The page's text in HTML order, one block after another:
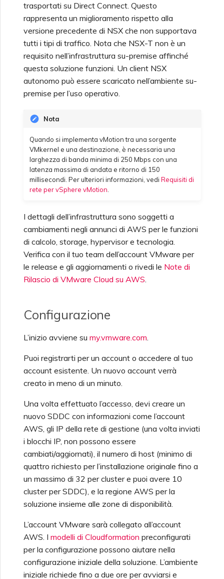
Gestione degli Utenti
trasportati su Direct Connect. Questo
rappresenta un miglioramento rispetto alla
versione precedente di NSX che non supportava
tutti i tipi di traffico. Nota che NSX-T non è un
requisito nell’infrastruttura su-premise affinché
questa soluzione funzioni. Un client NSX
autonomo può essere scaricato nell’ambiente su-
premise per l’uso operativo.
Nota
Quando si implementa vMotion tra una sorgente
VMkernel e una destinazione, è necessaria una
larghezza di banda minima di 250 Mbps con una
latenza massima di andata e ritorno di 150
millisecondi. Per ulteriori informazioni, vedi Requisiti di
rete per vSphere vMotion
I dettagli dell’infrastruttura sono soggetti a
cambiamenti negli annunci di AWS per le funzioni
di calcolo, storage, hypervisor e tecnologia.
Verifica con il tuo team dell’account VMware per
le release e gli aggiornamenti o rivedi le Note di
Rilascio di VMware Cloud su AWS.
Configurazione
L’inizio avviene su my.vmware.com.
Puoi registrarti per un account o accedere al tuo
account esistente. Un nuovo account verrà
creato in meno di un minuto.
Una volta effettuato l’accesso, devi creare un
nuovo SDDC con informazioni come l’account
AWS, gli IP della rete di gestione (una volta inviati
i blocchi IP, non possono essere
cambiati/aggiornati), il numero di host (minimo di
quattro richiesto per l’installazione originale fino a
un massimo di 32 per cluster e puoi avere 10
cluster per SDDC), e la regione AWS per la
soluzione insieme alle zone di disponibilità.
L’account VMware sarà collegato all’account
AWS. I modelli di Cloudformation preconfigurati
per la configurazione possono aiutare nella
configurazione iniziale della soluzione. L’ambiente
iniziale richiede fino a due ore per avviarsi e